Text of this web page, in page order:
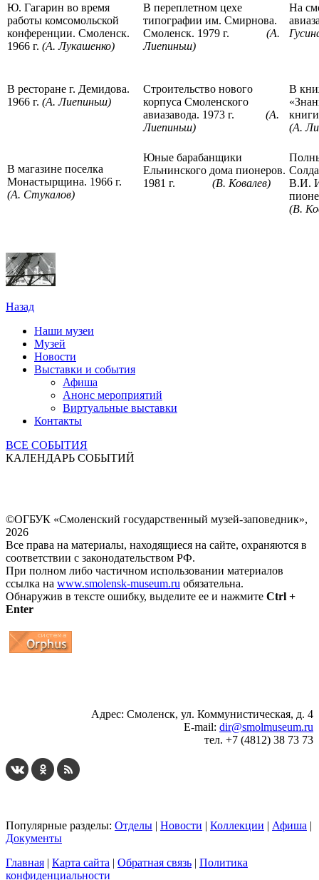
Ю. Гагарин во время
работы комсомольской
конференции. Смоленск.
1966 г. (А. Лукашенко)
В переплетном цехе
типографии им. Смирнова.
Смоленск. 1979 г. (А.
Лиепиньш)
На
В ресторане г. Демидова.
1966 г. (А. Лиепиньш)
Строительство нового
корпуса Смоленского
авиазавода. 1973 г. (А.
Лиепиньш)
В
(А.
В магазине поселка
Монастырщина. 1966 г.
(А. Стукалов)
Юные барабанщики
Ельнинского дома пионеров.
1981 г. (В. Ковалев)
В.И.
(В.
Назад
Наши музеи
Музей
Новости
Выставки и события
Афиша
Анонс мероприятий
Виртуальные выставки
Контакты
ВСЕ СОБЫТИЯ
КАЛЕНДАРЬ СОБЫТИЙ
©ОГБУК «Смоленский государственный музей-заповедник»,
2026
Все права на материалы, находящиеся на сайте, охраняются в
соответствии с законодательством РФ.
При полном либо частичном использовании материалов
ссылка на www.smolensk-museum.ru обязательна.
Обнаружив в тексте ошибку, выделите ее и нажмите Ctrl +
Enter
Адрес: Смоленск, ул. Коммунистическая, д. 4
E-mail: dir@smolmuseum.ru
тел. +7 (4812) 38 73 73
Популярные разделы: Отделы | Новости | Коллекции | Афиша |
Документы
Главная | Карта сайта | Обратная связь | Политика
конфиденциальности